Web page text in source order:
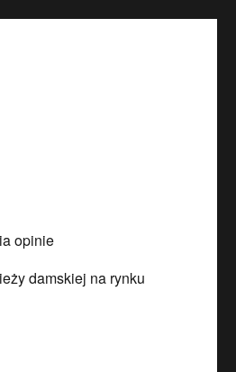
opinie
damskiej na rynku